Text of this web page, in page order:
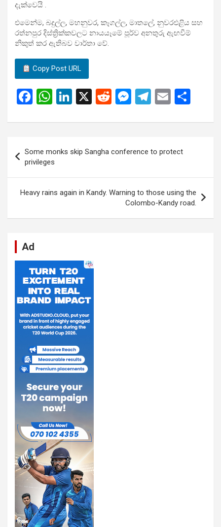
දැක්වෙයි .
එමෙන්ම, බදුල්ල, මහනුවර, කෑගල්ල, මාතලේ, නුවරඑළිය සහ
රත්නපුර දිස්ත්‍රික්කවලට නායයෑමේ පූර්ව අනතුරු ඇඟවීම්
නිකුත් කර ඇතිබව වාර්තා වේ.
Copy Post URL
F
ce
o
o
k
W
at
A
p
p
Li
ke
dI
n
X
R
d
t
M
se
g
er
T
e
a
m
E
ail ar
යාත්‍රණය
Some monks skip Sangha conference to protect
privileges
Heavy rains again in Kandy. Warning to those using the
Colombo-Kandy road.
Ad